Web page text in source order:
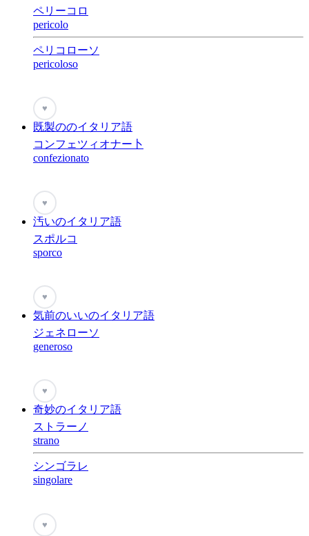
ペリーコロ
pericolo
ペリコローソ
pericoloso
♥
既製ののイタリア語
コンフェツィオナー卜
confezionato
♥
汚いのイタリア語
スポルコ
sporco
♥
気前のいいのイタリア語
ジェネローソ
generoso
♥
奇妙のイタリア語
ストラーノ
strano
シンゴラレ
singolare
♥